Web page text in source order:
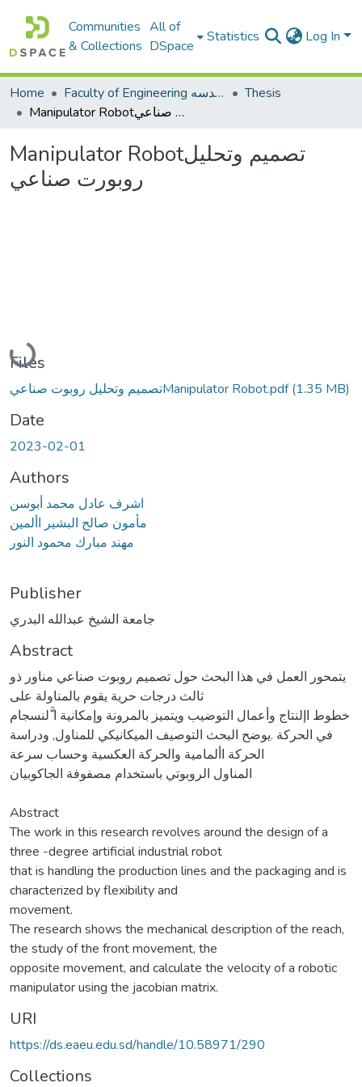
Communities
& Collections
All of
DSpace
Statistics Log In
Home Faculty of Engineering كلية الهندسه
Thesis
Manipulator Robotتصميم وتحليل روبورت صناعي
Manipulator Robotتصميم وتحليل
روبورت صناعي
Loading...
Files
تصميم وتحليل روبوت صناعيManipulator Robot.pdf(1.35 MB)
Date
2023-02-01
Authors
اشرف عادل محمد أبوسن
مأمون صالح البشير األمين
مهند مبارك محمود النور
Publisher
جامعة الشيخ عبدالله البدري
Abstract
يتمحور العمل في هذا البحث حول تصميم روبوت صناعي مناور ذو
ثالث درجات حرية يقوم بالمناولة على
خطوط اإلنتاج وأعمال التوضيب ويتميز بالمرونة وإمكانية ا َّلنسجام
في الحركة .يوضح البحث التوصيف الميكانيكي للمناول, ودراسة
الحركة األمامية والحركة العكسية وحساب سرعة
المناول الروبوتي باستخدام مصفوفة الجاكوبيان
Abstract
The work in this research revolves around the design of a
three -degree artificial industrial robot
that is handling the production lines and the packaging and is
characterized by flexibility and
movement.
The research shows the mechanical description of the reach,
the study of the front movement, the
opposite movement, and calculate the velocity of a robotic
manipulator using the jacobian matrix.
URI
https://ds.eaeu.edu.sd/handle/10.58971/290
Collections